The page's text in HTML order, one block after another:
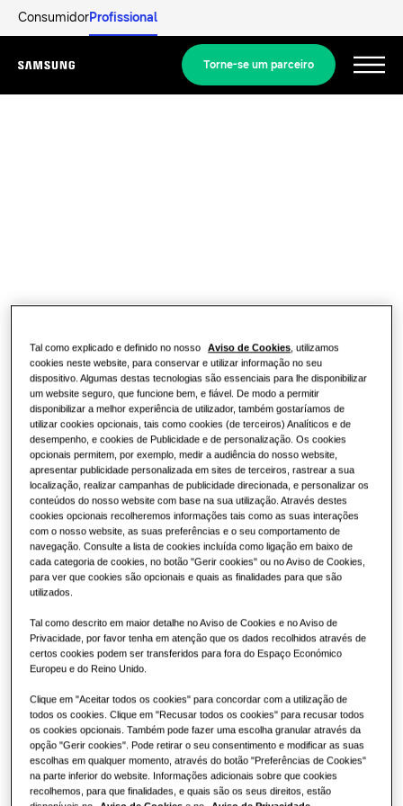
ConsumidorProfissional
Menu
Torne-se um parceiro
Soluções de ar condicionado
Soluções de bombas de calor
SOLUÇÕES PARA EDIFÍCIOS COMERCIAIS
Soluções de ar condicionado
Controlos
O que é uma bomba de calor e como
funciona?
Vantagens de uma bomba de calor
O que é um ar condicionado e como
funciona?
SOLUÇÕES COMERCIAIS
Hotéis
Lojas
Escritórios
Sustentabilidade
Profissionais
Acerca da Samsung
Tal como explicado e definido no nosso Aviso de Cookies, utilizamos
cookies neste website, para conservar e utilizar informação no seu
dispositivo. Algumas destas tecnologias são essenciais para lhe disponibilizar
um website seguro, que funcione bem, e fiável. De modo a permitir
disponibilizar a melhor experiência de utilizador, também gostaríamos de
utilizar cookies opcionais, tais como cookies (de terceiros) Analíticos e de
desempenho, e cookies de Publicidade e de personalização. Os cookies
opcionais permitem, por exemplo, medir a audiência do nosso website,
apresentar publicidade personalizada em sites de terceiros, rastrear a sua
localização, realizar campanhas de publicidade direcionada, e personalizar os
conteúdos do nosso website com base na sua utilização. Através destes
cookies opcionais recolheremos informações tais como as suas interações
com o nosso website, as suas preferências e o seu comportamento de
navegação. Consulte a lista de cookies incluída como ligação em baixo de
cada categoria de cookies, no botão "Gerir cookies" ou no Aviso de Cookies,
para ver que cookies são opcionais e quais as finalidades para que são
utilizados.
Tal como descrito em maior detalhe no Aviso de Cookies e no Aviso de
Privacidade, por favor tenha em atenção que os dados recolhidos através de
certos cookies podem ser transferidos para fora do Espaço Económico
Europeu e do Reino Unido.
Clique em "Aceitar todos os cookies" para concordar com a utilização de
todos os cookies. Clique em "Recusar todos os cookies" para recusar todos
os cookies opcionais. Também pode fazer uma escolha granular através da
opção "Gerir cookies". Pode retirar o seu consentimento e modificar as suas
escolhas em qualquer momento, através do botão "Preferências de Cookies"
na parte inferior do website. Informações adicionais sobre que cookies
recolhemos, para que finalidades, e quais são os seus direitos, estão